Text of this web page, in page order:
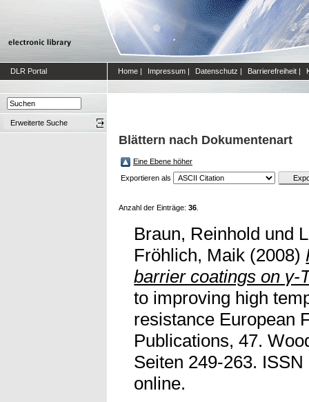
DLR Portal Home | Impressum | Datenschutz | Barrierefreiheit |
Erweiterte Suche
Blättern nach Dokumentenart
Eine Ebene höher
Exportieren als
Anzahl der Einträge: 36
Braun, Reinhold und
Fröhlich, Maik (2008)
barrier coatings on γ-
to improving high
resistance European
Publications, 47.
Seiten 249-263.
online.